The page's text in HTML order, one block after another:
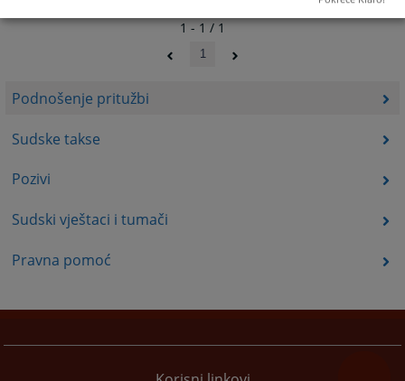
Podnošenje pritužbi
Sudske takse
Pozivi
Sudski vještaci i tumači
Pravna pomoć
1 - 1 / 1
1